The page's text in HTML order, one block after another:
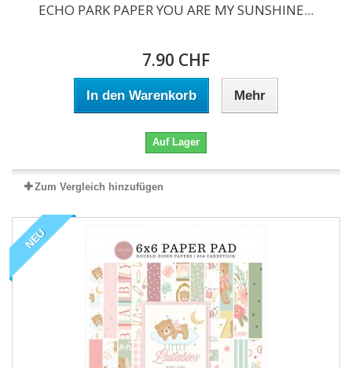
ECHO PARK PAPER YOU ARE MY SUNSHINE...
7.90 CHF
In den Warenkorb Mehr
Auf Lager
Zum Vergleich hinzufügen
NEU